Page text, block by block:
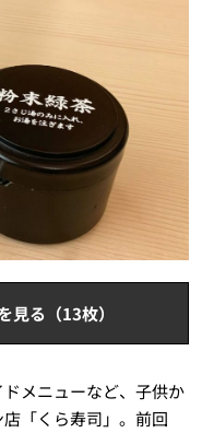
見る（13枚）
メニューなど、子供か
「くら寿司」。前回